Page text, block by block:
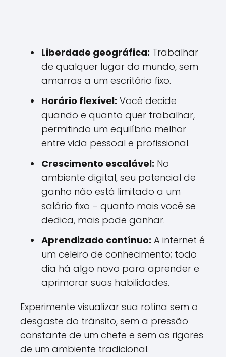
Liberdade geográfica: Trabalhar
de qualquer lugar do mundo, sem
amarras a um escritório fixo.
Horário flexível: Você decide
quando e quanto quer trabalhar,
permitindo um equilíbrio melhor
entre vida pessoal e profissional.
Crescimento escalável: No
ambiente digital, seu potencial de
ganho não está limitado a um
salário fixo – quanto mais você se
dedica, mais pode ganhar.
Aprendizado contínuo: A internet é
um celeiro de conhecimento; todo
dia há algo novo para aprender e
aprimorar suas habilidades.
Experimente visualizar sua rotina sem o
desgaste do trânsito, sem a pressão
constante de um chefe e sem os rigores
de um ambiente tradicional.